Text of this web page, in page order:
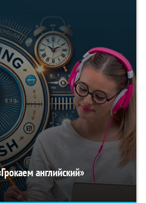
английский»